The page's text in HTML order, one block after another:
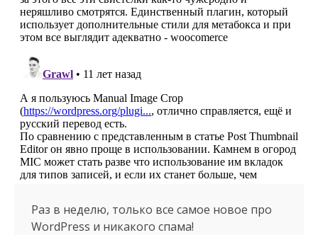
Раз в неделю, только все самое новое про
WordPress и никакого спама!